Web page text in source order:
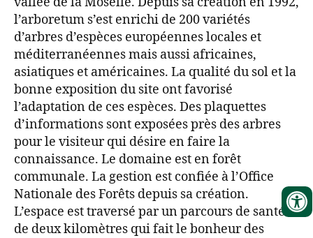
l’arboretum s’est enrichi de 200 variétés
d’arbres d’espèces européennes locales et
méditerranéennes mais aussi africaines,
asiatiques et américaines. La qualité du sol et la
bonne exposition du site ont favorisé
l’adaptation de ces espèces. Des plaquettes
d’informations sont exposées près des arbres
pour le visiteur qui désire en faire la
connaissance. Le domaine est en forêt
communale. La gestion est confiée à l’Office
Nationale des Forêts depuis sa création.
L’espace est traversé par un parcours de santé
de deux kilomètres qui fait le bonheur des